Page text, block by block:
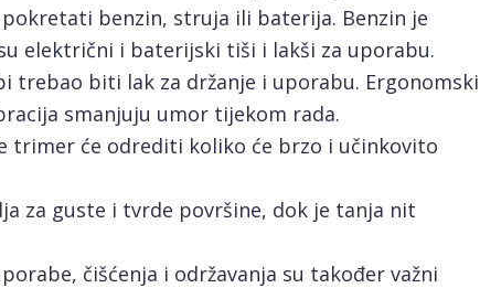
benzin, struja ili baterija. Benzin je
električni i baterijski tiši i lakši za uporabu.
trebao biti lak za držanje i uporabu. Ergonomski
smanjuju umor tijekom rada.
trimer će odrediti koliko će brzo i učinkovito
za guste i tvrde površine, dok je tanja nit
čišćenja i održavanja su također važni